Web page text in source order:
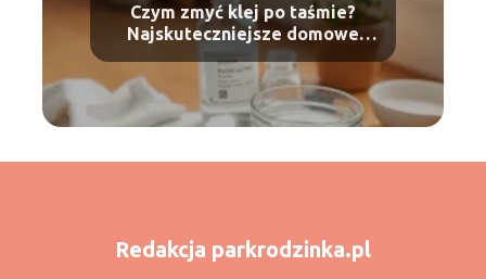
Czym zmyć klej po taśmie?
Najskuteczniejsze domowe
sposoby
Redakcja parkrodzinka.pl